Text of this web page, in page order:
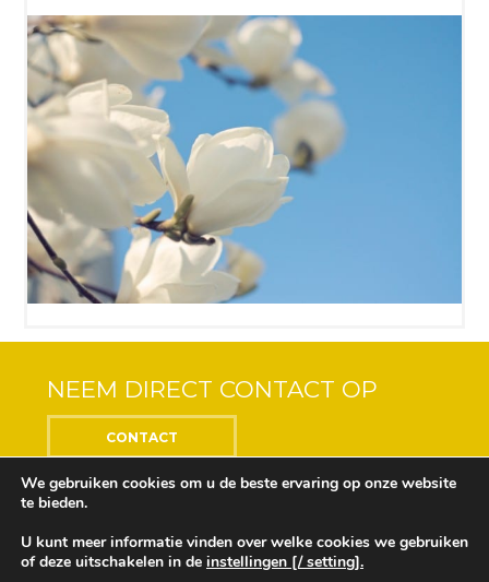
NEEM DIRECT CONTACT OP
CONTACT
Center of the Soul © 2018 Alle rechten voorbehouden
Ontwikkeling en ontwerp doorDesign Depot
We gebruiken cookies om u de beste ervaring op onze website
te bieden.
U kunt meer informatie vinden over welke cookies we gebruiken
of deze uitschakelen in de instellingen [/ setting].